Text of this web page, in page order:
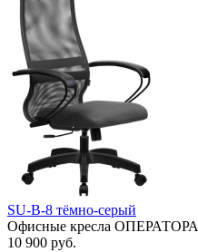
SU-B-8 тёмно-серый
Офисные кресла ОПЕРАТОРА
10 900 руб.